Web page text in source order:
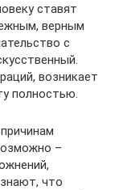
ставят
верным
с
возникает
полностью.
–
что